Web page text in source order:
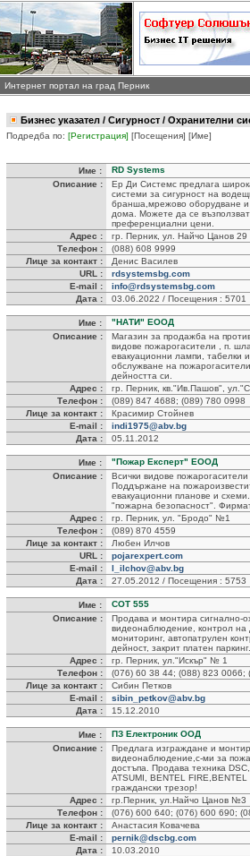
Интернет портал на град Перник
Бизнес указател / Сигурност / Охранителни
Подредба по: [Регистрация] [Посещения] [Име]
Име :
RD Systems
Описание :
Ер Ди Системс предлага
системи за сигурност на
бранша,мрежово оборудване и
дома. Можете да се
преференциални цени.
Адрес :
гр. Перник, ул. Найчо Цанов 29
Телефон :
(088) 608 9999
Лице за контакт :
Денис Василев
URL :
rdsystemsbg.com
E-mail :
info@rdsystemsbg.com
Дата :
03.06.2022 / Посещения : 5701
Име :
"НАТИ" ЕООД
Описание :
Магазин за продажба на
видове пожарогасители , п.
евакуационни лампи, табелки
обслужване на
дейността си.
Адрес :
гр. Перник, кв."Ив.Пашов",
Телефон :
(089) 847 4688; (089) 780 0998
Лице за контакт :
Красимир Стойнев
E-mail :
indi1975@abv.bg
Дата :
05.11.2012
Име :
"Пожар Експерт" ЕООД
Описание :
Всички видове
Поддържане на
евакуационни планове и
"пожарна безопасност".
Адрес :
гр. Перник, ул. "Бродо" №1
Телефон :
(089) 870 4559
Лице за контакт :
Любен Илчов
URL :
pojarexpert.com
E-mail :
l_ilchov@abv.bg
Дата :
27.05.2012 / Посещения : 5753
Име :
СОТ 555
Описание :
Продава и монтира сигнално-
видеонаблюдение, контрол на
мониторинг, автопатрулен
дейност, закрит платен паркинг.
Адрес :
гр. Перник, ул."Искър" № 1
Телефон :
(076) 60 38 44; (088) 823 0066;
Лице за контакт :
Сибин Петков
E-mail :
sibin_petkov@abv.bg
Дата :
15.12.2010
Име :
ПЗ Електроник ООД
Описание :
Предлага изграждане и
видеонаблюдение,с-ми за
достъпа. Продава техника
ATSUMI, BENTEL
граждански трезор!
Адрес :
гр.Перник, ул.Найчо Цанов №3
Телефон :
(076) 600 640; (076) 600 690;
Лице за контакт :
Анастасия Ковачева
E-mail :
pernik@dscbg.com
Дата :
10.03.2010